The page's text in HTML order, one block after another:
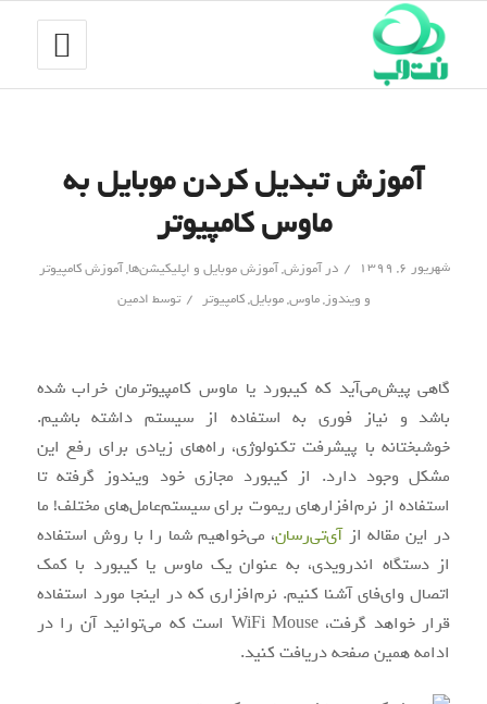
آموزش تبدیل کردن موبایل به
ماوس کامپیوتر
شهریور ۶, ۱۳۹۹ / درآموزش,آموزش موبایل و اپلیکیشن‌ها,آموزش کامپیوتر
و ویندوز,ماوس,موبایل,کامپیوتر / توسط ادمین
گاهی پیش‌می‌آید که کیبورد یا ماوس کامپیوترمان خراب شده
باشد و نیاز فوری به استفاده از سیستم داشته باشیم.
خوشبختانه با پیشرفت تکنولوژی، راه‌های زیادی برای رفع این
مشکل وجود دارد. از کیبورد مجازی خود ویندوز گرفته تا
استفاده از نرم‌افزارهای ریموت برای سیستم‌عامل‌های مختلف! ما
در این مقاله ازآی‌تی‌رسان، می‌خواهیم شما را با روش استفاده
از دستگاه اندرویدی، به عنوان یک ماوس یا کیبورد با کمک
اتصال وای‌فای آشنا کنیم. نرم‌افزاری که در اینجا مورد استفاده
قرار خواهد گرفت، WiFi Mouse است که می‌توانید آن را در
ادامه همین صفحه دریافت کنید.